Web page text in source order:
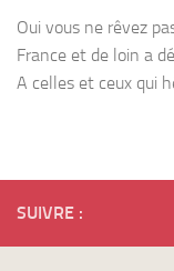
Oui vous ne rêvez
France et de loin a
A celles et ceux qui
SUIVRE :